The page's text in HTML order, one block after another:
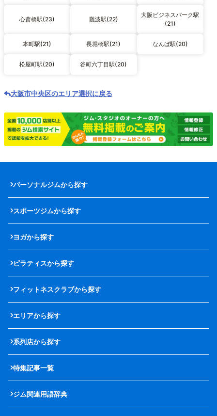
心斎橋駅(23) 難波駅(22)
大阪ビジネスパーク駅
(21)
本町駅(21) 長堀橋駅(21) なんば駅(20)
松屋町駅(20) 谷町六丁目駅(20)
大阪市中央区のエリア選択に戻る
パーソナルジムから探す
スポーツジムから探す
ヨガから探す
ピラティスから探す
フィットネスクラブから探す
エリアから探す
系列店から探す
特集記事一覧
ジム関連用語辞典